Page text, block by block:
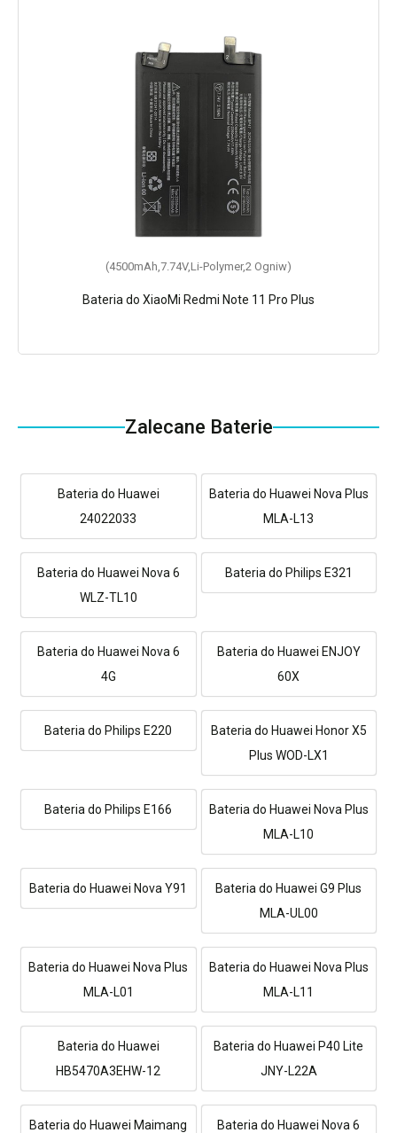
(4500mAh,7.74V,Li-Polymer,2 Ogniw)
Bateria do XiaoMi Redmi Note 11 Pro Plus
Zalecane Baterie
Bateria do Huawei
24022033
Bateria do Huawei Nova Plus
MLA-L13
Bateria do Huawei Nova 6
WLZ-TL10
Bateria do Philips E321
Bateria do Huawei Nova 6
4G
Bateria do Huawei ENJOY
60X
Bateria do Philips E220
Bateria do Huawei Honor X5
Plus WOD-LX1
Bateria do Philips E166
Bateria do Huawei Nova Plus
MLA-L10
Bateria do Huawei Nova Y91
Bateria do Huawei G9 Plus
MLA-UL00
Bateria do Huawei Nova Plus
MLA-L01
Bateria do Huawei Nova Plus
MLA-L11
Bateria do Huawei
HB5470A3EHW-12
Bateria do Huawei P40 Lite
JNY-L22A
Bateria do Huawei Maimang
Bateria do Huawei Nova 6